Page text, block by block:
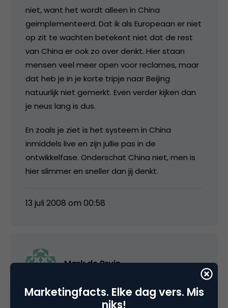
niet, want het wordt alleen in China
geimplementeerd. Dat ik als Europeaan er niet
op zit te wachten betekent niet dat de rest
van China er ook zo over denkt. Hier staan
mensen veel meer open voor reclames, maar
dat heb je in je korte tripje naar Beijing
natuurlijk niet gemerkt. Even verder kijken dan
je neus lang is dus.
En zoals je ziet is het systeem in China
inmiddels live en zijn jullie pas in de
ontwikkelfase. Onderschat China niet, men is
hier slimmer en sneller dan jij denkt.
13 juli 2008 om 00:58
Mark de Bruin
Zou dit ook niet interessant voor de
Marketingfacts. Elke dag vers. Mis
niks!